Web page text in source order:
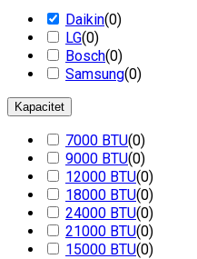
Daikin(0)
LG(0)
Bosch(0)
Samsung(0)
Kapacitet
7000 BTU(0)
9000 BTU(0)
12000 BTU(0)
18000 BTU(0)
24000 BTU(0)
21000 BTU(0)
15000 BTU(0)